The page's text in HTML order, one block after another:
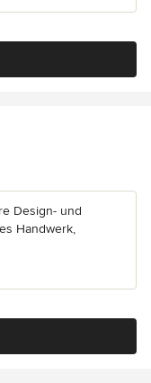
Design- und
Handwerk,